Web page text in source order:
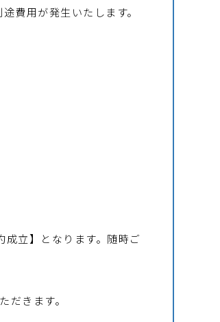
費用が発生いたします。
立】となります。随時ご
きます。